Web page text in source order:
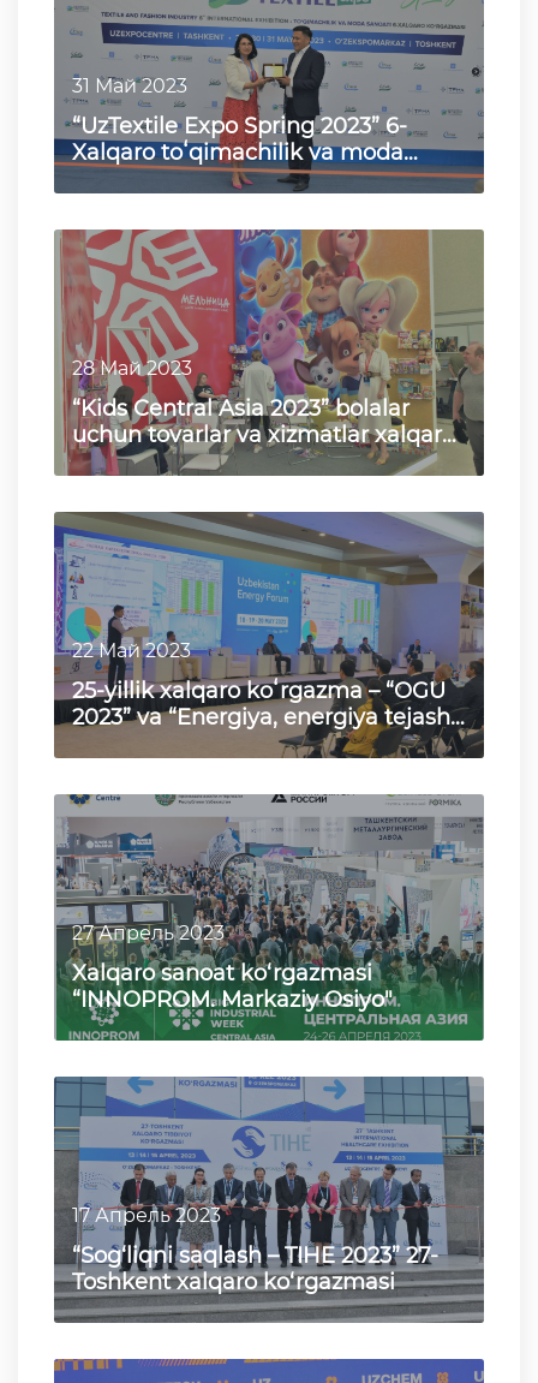
31 Май 2023
“UzTextile Expo Spring 2023” 6-
Xalqaro toʻqimachilik va moda
sanoati koʻrgazmasi
28 Май 2023
“Kids Central Asia 2023” bolalar
uchun tovarlar va xizmatlar xalqaro
ixtisoslashtirilgan k…
22 Май 2023
25-yillik xalqaro koʻrgazma – “OGU
2023” va “Energiya, energiya tejash,
muqobil energiya m…
27 Апрель 2023
Xalqaro sanoat ko‘rgazmasi
“INNOPROM. Markaziy Osiyo"
17 Апрель 2023
“Sog‘liqni saqlash – TIHE 2023” 27-
Toshkent xalqaro ko‘rgazmasi